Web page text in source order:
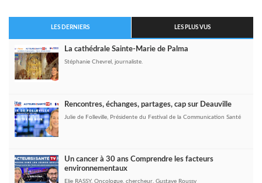
LES DERNIERS LES PLUS VUS
La cathédrale Sainte-Marie de Palma
Stéphanie Chevrel, journaliste.
Rencontres, échanges, partages, cap sur Deauville
Julie de Folleville, Présidente du Festival de la Communication Santé
Un cancer à 30 ans Comprendre les facteurs
environnementaux
Elie RASSY, Oncologue, chercheur, Gustave Roussy